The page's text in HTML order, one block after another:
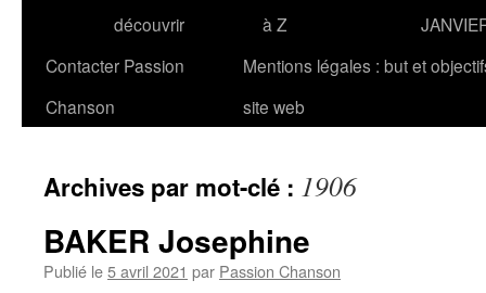
découvrir
à Z
Contacter Passion
Chanson
Mentions légales : but et
site web
Archives par mot-clé : 1906
BAKER Josephine
Publié le5 avril 2021 par Passion Chanson